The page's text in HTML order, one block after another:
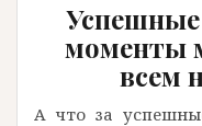
моменты
всем
А что за